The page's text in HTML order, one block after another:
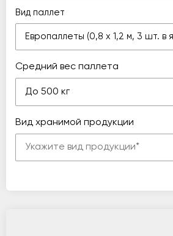
Вид паллет
Европаллеты (0,8 х 1,2 м, 3 шт. в
Средний вес паллета
До 500 кг
Вид хранимой продукции